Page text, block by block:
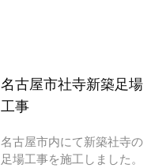
名古屋市社寺新築足場
工事
名古屋市内にて新築社寺の
足場工事を施工しました。